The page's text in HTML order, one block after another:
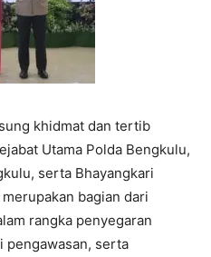
khidmat dan tertib
Utama Polda Bengkulu,
serta Bhayangkari
bagian dari
rangka penyegaran
pengawasan, serta